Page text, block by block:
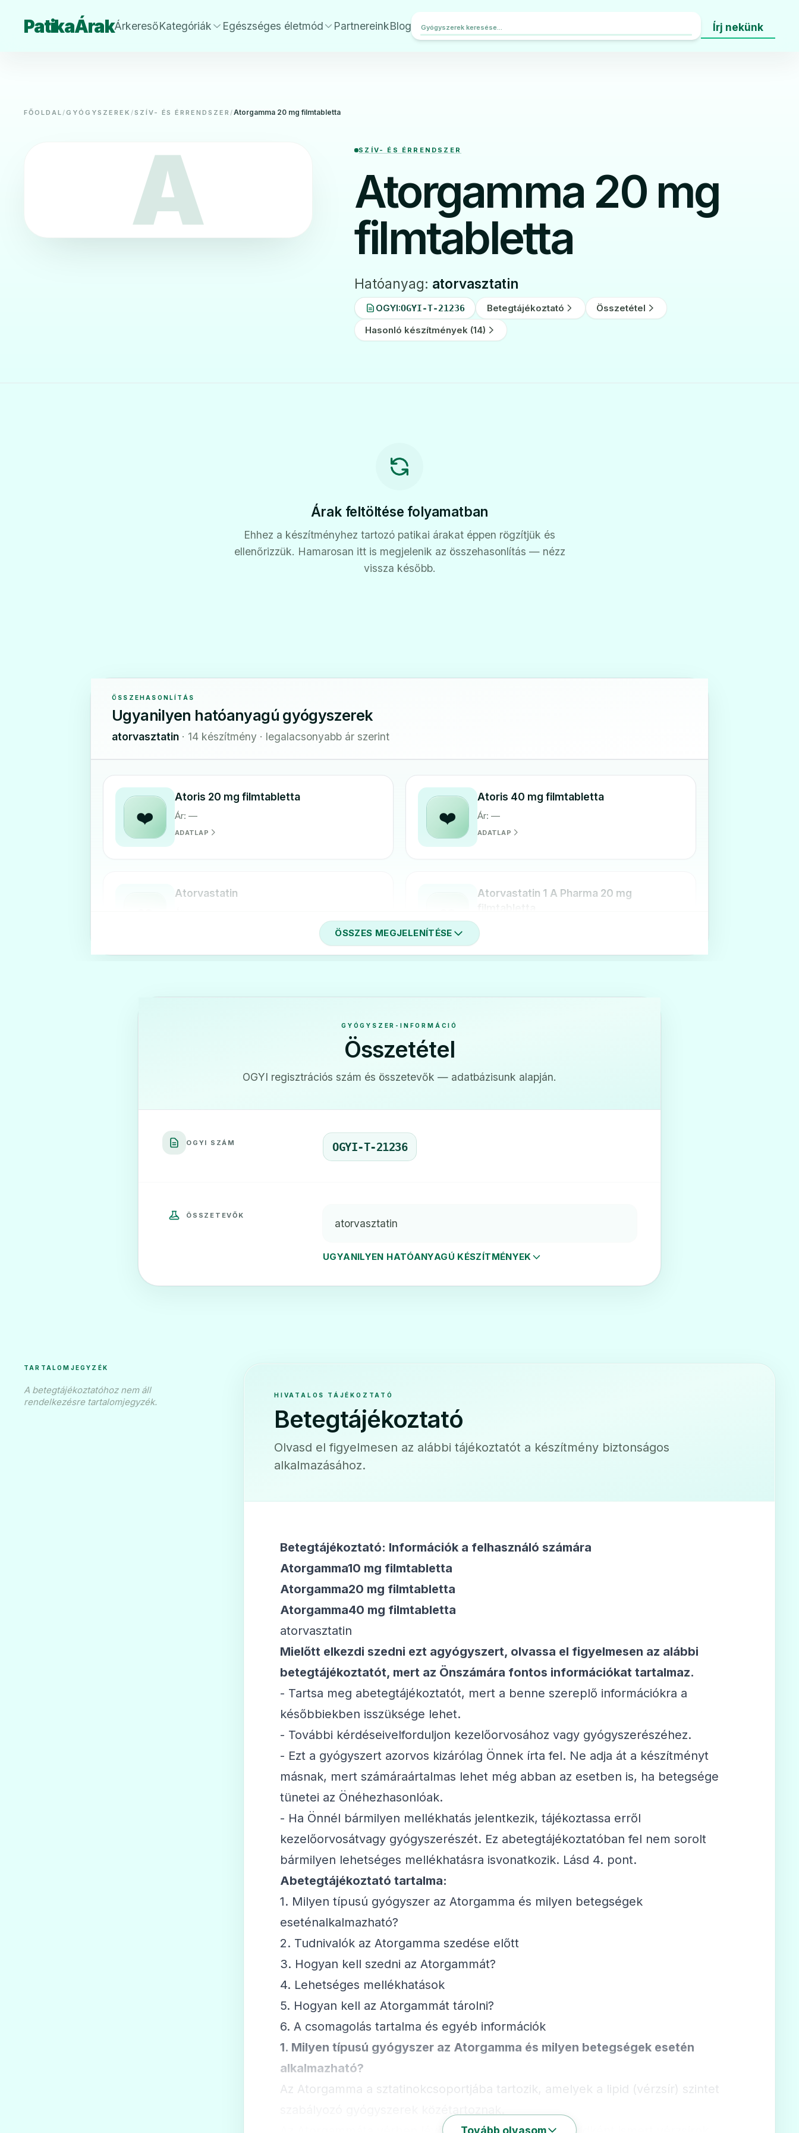
PatikaÁrakÁrkeresőKategóriák Egészséges életmód PartnereinkBlog Írj nekünk
FŐOLDAL/GYÓGYSZEREK /SZÍV- ÉS ÉRRENDSZER/Atorgamma 20 mg filmtabletta
A SZÍV- ÉS ÉRRENDSZER
Atorgamma 20 mg
filmtabletta
Hatóanyag: atorvasztatin
OGYI:OGYI-T-21236 Betegtájékoztató
Összetétel
Hasonló készítmények (14)
Árak feltöltése folyamatban
Ehhez a készítményhez tartozó patikai árakat éppen rögzítjük és
ellenőrizzük. Hamarosan itt is megjelenik az összehasonlítás — nézz
vissza később.
ÖSSZEHASONLÍTÁS
Ugyanilyen hatóanyagú gyógyszerek
atorvasztatin · 14 készítmény · legalacsonyabb ár szerint
❤️
Atoris 20 mg filmtabletta
Ár: —
ADATLAP
❤️
Atoris 40 mg filmtabletta
Ár: —
ADATLAP
Atorvastatin
Atorvastatin 1 A Pharma 20 mg
Ár: —
❤️
Atorvastatin Polpharma 10 mg
ADATLAP
Ár: —
❤️
Hypolip 20 mg filmtabletta
❤️
ÖSSZES MEGJELENÍTÉSE
GYÓGYSZER-INFORMÁCIÓ
Összetétel
OGYI regisztrációs szám és összetevők — adatbázisunk alapján.
OGYI SZÁM OGYI-T-21236
ÖSSZETEVŐK
atorvasztatin
UGYANILYEN HATÓANYAGÚ KÉSZÍTMÉNYEK
TARTALOMJEGYZÉK
A betegtájékoztatóhoz nem áll
rendelkezésre tartalomjegyzék.
HIVATALOS TÁJÉKOZTATÓ
Betegtájékoztató
Olvasd el figyelmesen az alábbi tájékoztatót a készítmény biztonságos
alkalmazásához.
Betegtájékoztató: Információk a felhasználó számára
Atorgamma10 mg filmtabletta
Atorgamma20 mg filmtabletta
Atorgamma40 mg filmtabletta
atorvasztatin
Mielőtt elkezdi szedni ezt agyógyszert, olvassa el figyelmesen az alábbi
betegtájékoztatót, mert az Önszámára fontos információkat tartalmaz.
- Tartsa meg abetegtájékoztatót, mert a benne szereplő információkra a
későbbiekben isszüksége lehet.
- További kérdéseivelforduljon kezelőorvosához vagy gyógyszerészéhez.
- Ezt a gyógyszert azorvos kizárólag Önnek írta fel. Ne adja át a készítményt
másnak, mert számáraártalmas lehet még abban az esetben is, ha betegsége
tünetei az Önéhezhasonlóak.
- Ha Önnél bármilyen mellékhatás jelentkezik, tájékoztassa erről
kezelőorvosátvagy gyógyszerészét. Ez abetegtájékoztatóban fel nem sorolt
bármilyen lehetséges mellékhatásra isvonatkozik. Lásd 4. pont.
Abetegtájékoztató tartalma:
1. Milyen típusú gyógyszer az Atorgamma és milyen betegségek
eseténalkalmazható?
2. Tudnivalók az Atorgamma szedése előtt
3. Hogyan kell szedni az Atorgammát?
4. Lehetséges mellékhatások
5. Hogyan kell az Atorgammát tárolni?
6. A csomagolás tartalma és egyéb információk
1. Milyen típusú gyógyszer az Atorgamma és milyen betegségek esetén
alkalmazható?
Az Atorgamma a sztatinokcsoportjába tartozik, amelyek a lipid (vérzsír) szintet
Tovább olvasom